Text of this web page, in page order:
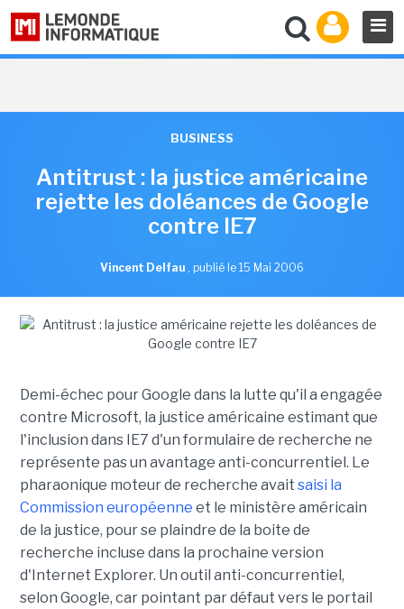
BUSINESS
Antitrust : la justice américaine
rejette les doléances de Google
contre IE7
Vincent Delfau , publié le 15 Mai 2006
Demi-échec pour Google dans la lutte qu'il a engagée
contre Microsoft, la justice américaine estimant que
l'inclusion dans IE7 d'un formulaire de recherche ne
représente pas un avantage anti-concurrentiel. Le
pharaonique moteur de recherche avait saisi la
Commission européenne et le ministère américain
de la justice, pour se plaindre de la boite de
recherche incluse dans la prochaine version
d'Internet Explorer. Un outil anti-concurrentiel,
selon Google, car pointant par défaut vers le portail